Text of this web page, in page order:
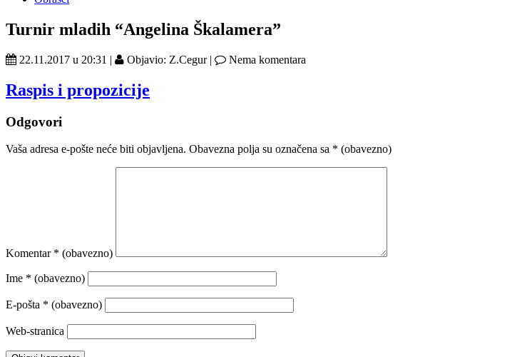
Turnir mladih “Angelina Škalamera”
22.11.2017 u 20:31 | Objavio: Z.Cegur | Nema komentara
Raspis i propozicije
Odgovori
Vaša adresa e-pošte neće biti objavljena. Obavezna polja su označena sa * (obavezno)
Komentar * (obavezno)
Ime * (obavezno)
E-pošta * (obavezno)
Web-stranica